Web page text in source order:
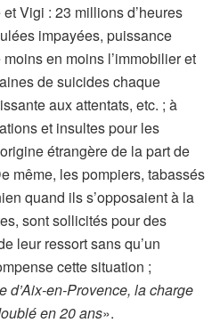
Vigi : 23 millions d’heures
impayées, puissance
en moins l’immobilier et
de suicides chaque
aux attentats, etc. ; à
et insultes pour les
étrangère de la part de
même, les pompiers, tabassés
quand ils s’opposaient à la
sont sollicités pour des
leur ressort sans qu’un
cette situation ;
d’Aix-en-Provence, la charge
en 20 ans».